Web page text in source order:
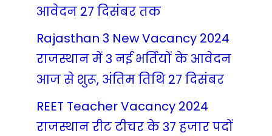
आवेदन 27 दिसंबर तक
Rajasthan 3 New Vacancy 2024
राजस्थान में 3 नई भर्तियों के आवेदन
आज से शुरू, अंतिम तिथि 27 दिसंबर
REET Teacher Vacancy 2024
राजस्थान रीट टीचर के 37 हजार पदों